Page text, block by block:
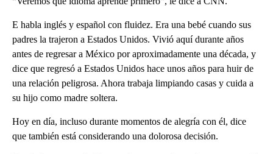
E habla inglés y español con fluidez. Era una bebé cuando sus
padres la trajeron a Estados Unidos. Vivió aquí durante años
antes de regresar a México por aproximadamente una década, y
dice que regresó a Estados Unidos hace unos años para huir de
una relación peligrosa. Ahora trabaja limpiando casas y cuida a
su hijo como madre soltera.
Hoy en día, incluso durante momentos de alegría con él, dice
que también está considerando una dolorosa decisión.